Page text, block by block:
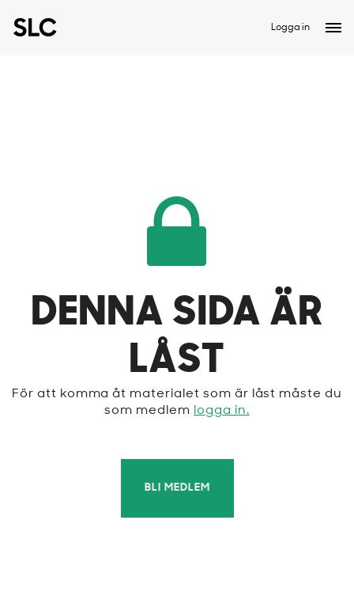
Logga in
DENNA SIDA ÄR
LÅST
För att komma åt materialet som är låst måste du
som medlem logga in.
BLI MEDLEM